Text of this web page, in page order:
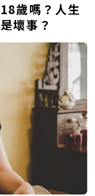
歲嗎？人生
壞事？